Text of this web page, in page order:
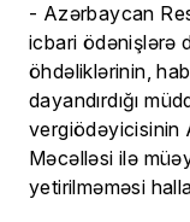
- Azərbaycan
icbari ödənişlərə
öhdəliklərinin,
dayandırdığı
vergiödəyicisinin
Məcəlləsi ilə
yetirilməməsi